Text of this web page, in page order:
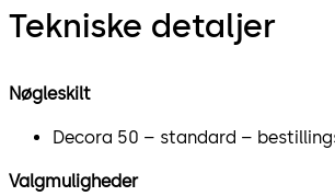
Tekniske detaljer
Nøgleskilt
Decora 50 – standard –
Valgmuligheder